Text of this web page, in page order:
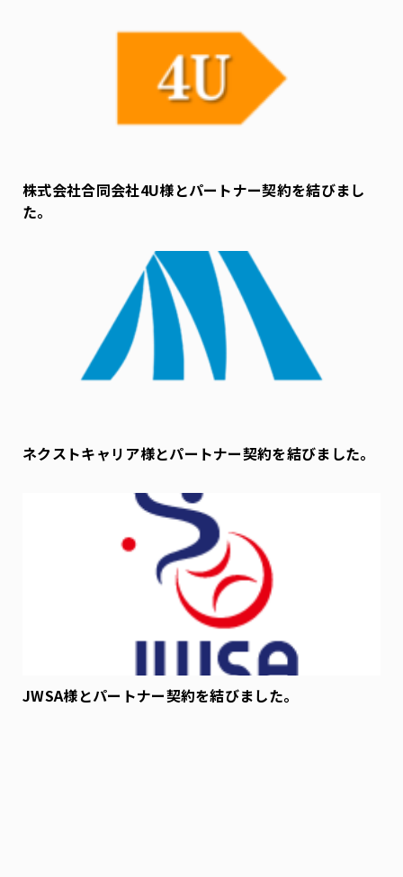
株式会社合同会社4U様とパートナー契約を結びまし
た。
ネクストキャリア様とパートナー契約を結びました。
JWSA様とパートナー契約を結びました。